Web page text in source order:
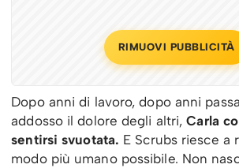
RIMUOVI PUBBLICITÀ
Dopo anni di lavoro, dopo anni
addosso il dolore degli altri,Carla
sentirsi svuotata. E Scrubs riesce a
modo più umano possibile. Non